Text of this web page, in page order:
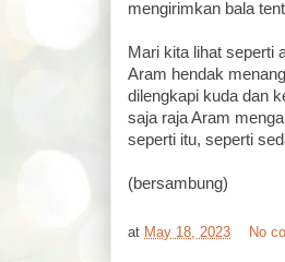
mengirimkan bala
Mari kita lihat seperti
Aram hendak
dilengkapi kuda dan
saja raja Aram
seperti itu, seperti
(bersambung)
at May 18, 2023 No